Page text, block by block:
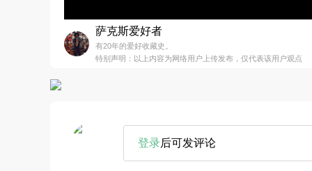
萨克斯爱好者
有20年的爱好收藏史。
特别声明：以上内容为网络用户上传发布，仅代表该用户观点
登录后可发评论